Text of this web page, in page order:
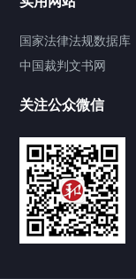
您尚未收到任何评论
产品分类
律师分类
涉外国际律
国家法律法规数据库
中国裁判文书网
关注公众微信